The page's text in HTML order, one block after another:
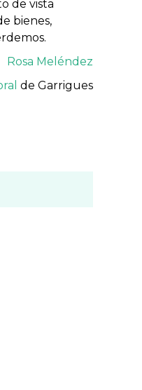
de vista
bienes,
Rosa Meléndez
de Garrigues